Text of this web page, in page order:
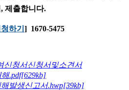
제출합니다.
하기 ] 1670-5475
신청서신청서및소견서
.pdf[629kb]
발생신고서.hwp[39kb]